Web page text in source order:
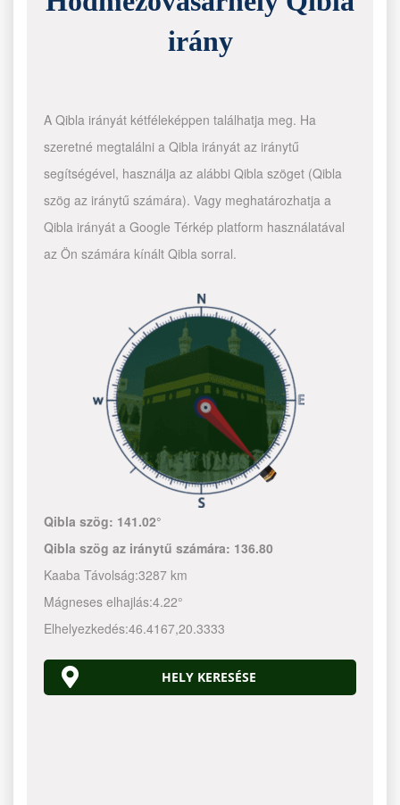
irány
A Qibla irányát kétféleképpen találhatja meg. Ha
szeretné megtalálni a Qibla irányát az iránytű
segítségével, használja az alábbi Qibla szöget (Qibla
szög az iránytű számára). Vagy meghatározhatja a
Qibla irányát a Google Térkép platform használatával
az Ön számára kínált Qibla sorral.
Qibla szög: 141.02°
Qibla szög az iránytű számára: 136.80
Kaaba Távolság:3287 km
Mágneses elhajlás:4.22°
Elhelyezkedés:46.4167,20.3333
HELY KERESÉSE